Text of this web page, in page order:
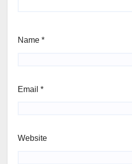
Name *
Email *
Website